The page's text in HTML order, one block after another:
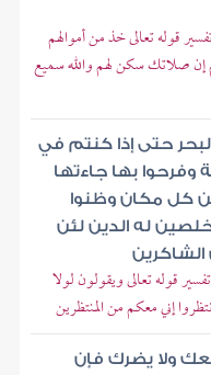
قوله تعالى خذ من أموالهم
صلاتك سكن لهم والله سميع
حتى إذا كنتم في
وفرحوا بها جاءتها
كل مكان وظنوا
له الدين لئن
قوله تعالى ويقولون لولا
إني معكم من المنتظرين
ولا يضرك فإن